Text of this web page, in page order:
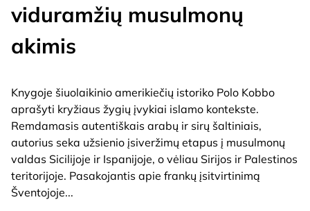
viduramžių musulmonų
akimis
Knygoje šiuolaikinio amerikiečių istoriko Polo Kobbo
aprašyti kryžiaus žygių įvykiai islamo kontekste.
Remdamasis autentiškais arabų ir sirų šaltiniais,
autorius seka užsienio įsiveržimų etapus į musulmonų
valdas Sicilijoje ir Ispanijoje, o vėliau Sirijos ir Palestinos
teritorijoje. Pasakojantis apie frankų įsitvirtinimą
Šventojoje...